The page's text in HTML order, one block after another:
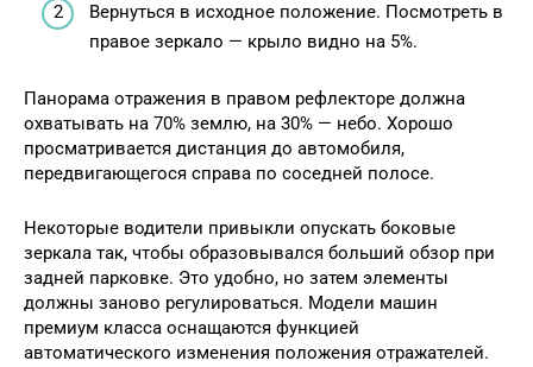
Вернуться в исходное положение. Посмотреть в
правое зеркало — крыло видно на 5%.
Панорама отражения в правом рефлекторе должна
охватывать на 70% землю, на 30% — небо. Хорошо
просматривается дистанция до автомобиля,
передвигающегося справа по соседней полосе.
Некоторые водители привыкли опускать боковые
зеркала так, чтобы образовывался больший обзор при
задней парковке. Это удобно, но затем элементы
должны заново регулироваться. Модели машин
премиум класса оснащаются функцией
автоматического изменения положения отражателей.